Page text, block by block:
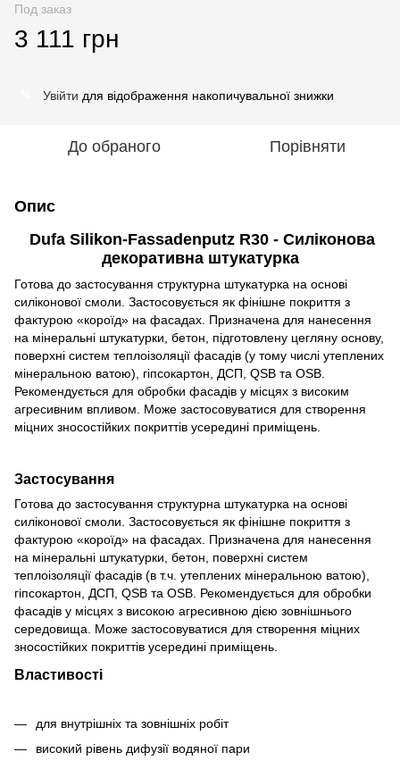
Под заказ
3 111 грн
Увійти для відображення накопичувальної знижки
До обраного Порівняти
Опис
Dufa Silikon-Fassadenputz R30 - Силіконова
декоративна штукатурка
Готова до застосування структурна штукатурка на основі
силіконової смоли. Застосовується як фінішне покриття з
фактурою «короїд» на фасадах. Призначена для нанесення
на мінеральні штукатурки, бетон, підготовлену цегляну основу,
поверхні систем теплоізоляції фасадів (у тому числі утеплених
мінеральною ватою), гіпсокартон, ДСП, QSB та OSB.
Рекомендується для обробки фасадів у місцях з високим
агресивним впливом. Може застосовуватися для створення
міцних зносостійких покриттів усередині приміщень.
Застосування
Готова до застосування структурна штукатурка на основі
силіконової смоли. Застосовується як фінішне покриття з
фактурою «короїд» на фасадах. Призначена для нанесення
на мінеральні штукатурки, бетон, поверхні систем
теплоізоляції фасадів (в т.ч. утеплених мінеральною ватою),
гіпсокартон, ДСП, QSB та OSB. Рекомендується для обробки
фасадів у місцях з високою агресивною дією зовнішнього
середовища. Може застосовуватися для створення міцних
зносостійких покриттів усередині приміщень.
Властивості
для внутрішніх та зовнішніх робіт
високий рівень дифузії водяної пари